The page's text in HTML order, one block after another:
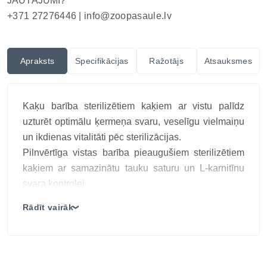
+371 27276446 | info@zoopasaule.lv
Apraksts Specifikācijas Ražotājs Atsauksmes
Kaķu barība sterilizētiem kaķiem ar vistu palīdz
uzturēt optimālu ķermeņa svaru, veselīgu vielmaiņu
un ikdienas vitalitāti pēc sterilizācijas.
Pilnvērtīga vistas barība pieaugušiem sterilizētiem
kaķiem ar samazinātu tauku saturu un L-karnitīnu
svara kontrolei
Rādīt vairāk❯